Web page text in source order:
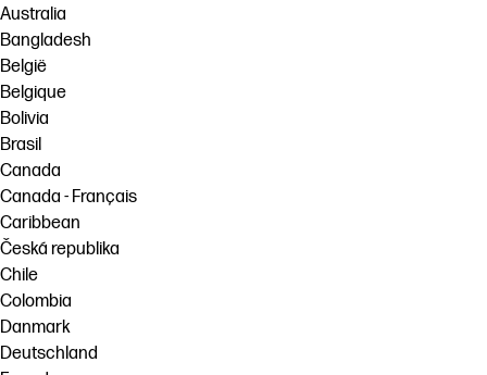
Australia
Bangladesh
België
Belgique
Bolivia
Brasil
Canada
Canada - Français
Caribbean
Česká republika
Chile
Colombia
Danmark
Deutschland